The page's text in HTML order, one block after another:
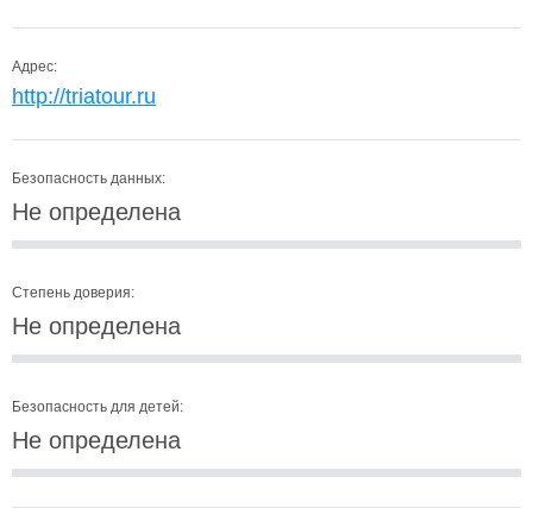
Адрес:
http://triatour.ru
Безопасность данных:
Не определена
Степень доверия:
Не определена
Безопасность для детей:
Не определена